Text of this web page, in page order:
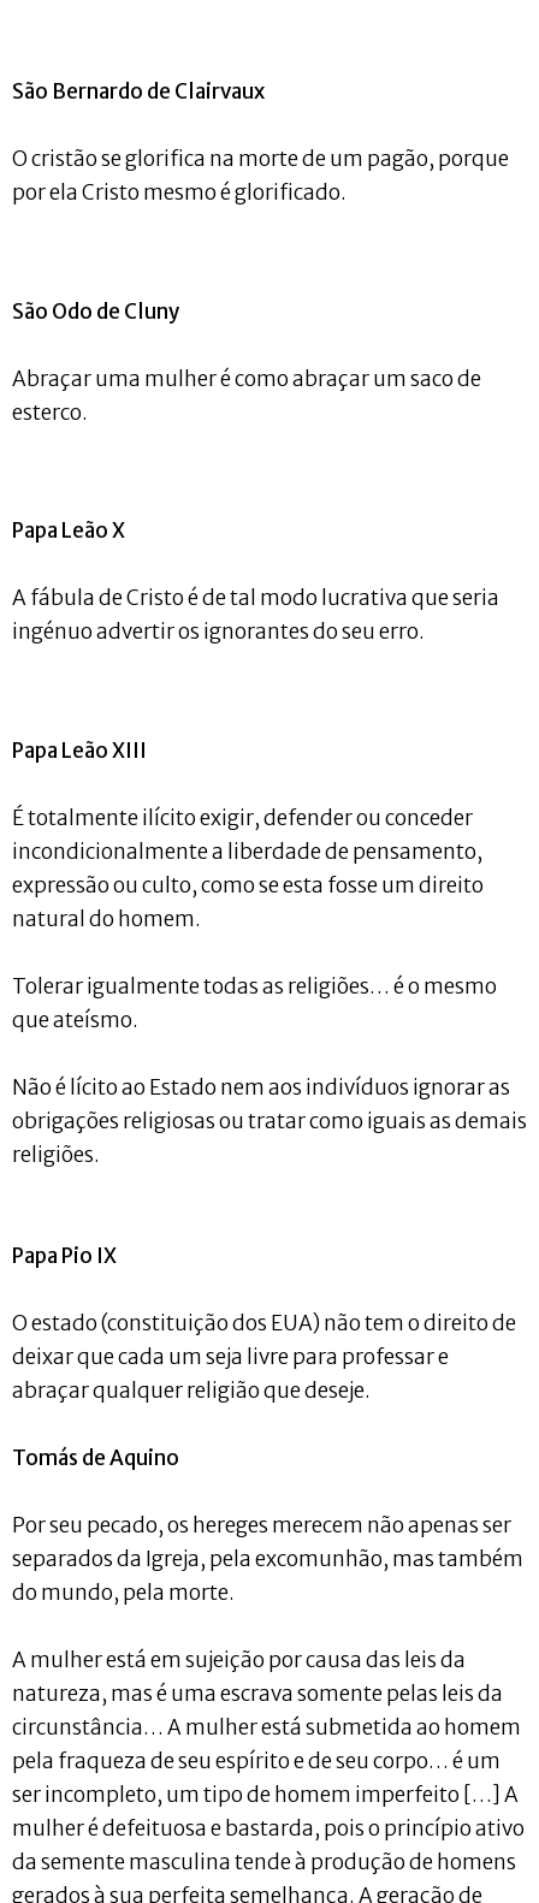
São Bernardo de Clairvaux
O cristão se glorifica na morte de um pagão, porque
por ela Cristo mesmo é glorificado.
São Odo de Cluny
Abraçar uma mulher é como abraçar um saco de
esterco.
Papa Leão X
A fábula de Cristo é de tal modo lucrativa que seria
ingénuo advertir os ignorantes do seu erro.
Papa Leão XIII
É totalmente ilícito exigir, defender ou conceder
incondicionalmente a liberdade de pensamento,
expressão ou culto, como se esta fosse um direito
natural do homem.
Tolerar igualmente todas as religiões… é o mesmo
que ateísmo.
Não é lícito ao Estado nem aos indivíduos ignorar as
obrigações religiosas ou tratar como iguais as demais
religiões.
Papa Pio IX
O estado (constituição dos EUA) não tem o direito de
deixar que cada um seja livre para professar e
abraçar qualquer religião que deseje.
Tomás de Aquino
Por seu pecado, os hereges merecem não apenas ser
separados da Igreja, pela excomunhão, mas também
do mundo, pela morte.
A mulher está em sujeição por causa das leis da
natureza, mas é uma escrava somente pelas leis da
circunstância… A mulher está submetida ao homem
pela fraqueza de seu espírito e de seu corpo… é um
ser incompleto, um tipo de homem imperfeito […] A
mulher é defeituosa e bastarda, pois o princípio ativo
da semente masculina tende à produção de homens
gerados à sua perfeita semelhança. A geração de